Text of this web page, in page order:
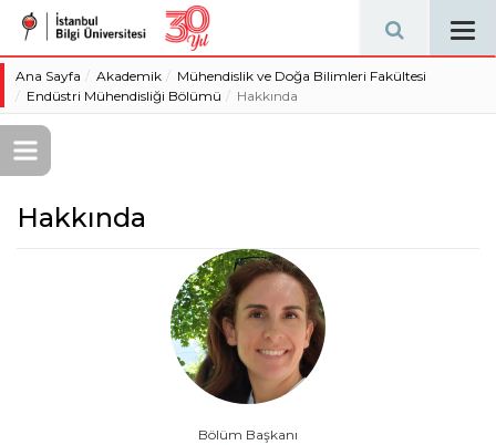
Ana Sayfa Akademik
Mühendislik ve Doğa Bilimleri Fakültesi
Endüstri Mühendisliği Bölümü
Hakkında
Hakkında
Bölüm Başkanı